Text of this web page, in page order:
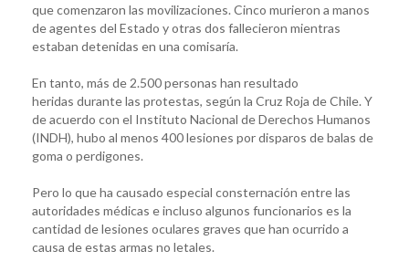
que comenzaron las movilizaciones. Cinco murieron a manos
de agentes del Estado y otras dos fallecieron mientras
estaban detenidas en una comisaría.
En tanto, más de 2.500 personas han resultado
heridas durante las protestas, según la Cruz Roja de Chile. Y
de acuerdo con el Instituto Nacional de Derechos Humanos
(INDH), hubo al menos 400 lesiones por disparos de balas de
goma o perdigones.
Pero lo que ha causado especial consternación entre las
autoridades médicas e incluso algunos funcionarios es la
cantidad de lesiones oculares graves que han ocurrido a
causa de estas armas no letales.